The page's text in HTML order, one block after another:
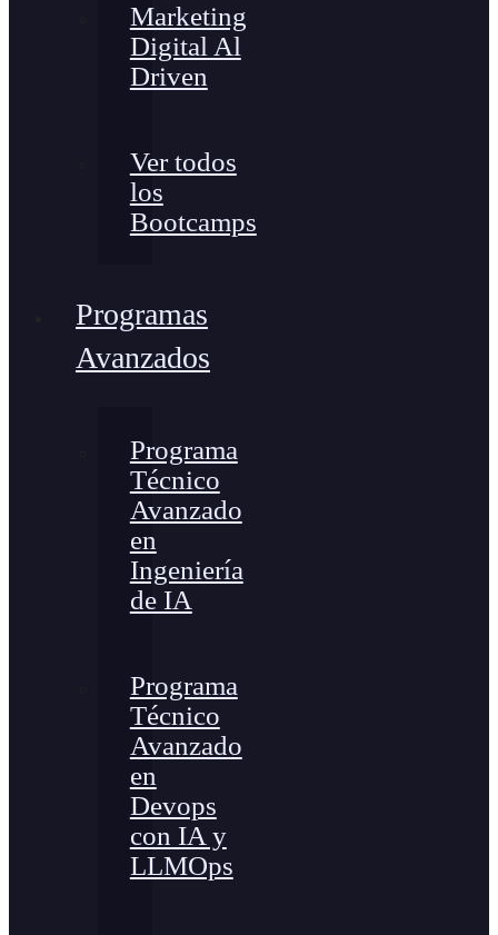
Marketing
Digital Al
Driven
Ver todos
los
Bootcamps
Programas
Avanzados
Programa
Técnico
Avanzado
en
Ingeniería
de IA
Programa
Técnico
Avanzado
en
Devops
con IA y
LLMOps